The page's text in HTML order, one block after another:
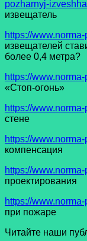
pozharnyj-
извещатель
https://
извещателей
более 0,4 метра?
https://
«Стоп-огонь»
https://
стене
https://
компенсация
https://
проектирования
https://
при пожаре
Читайте наши